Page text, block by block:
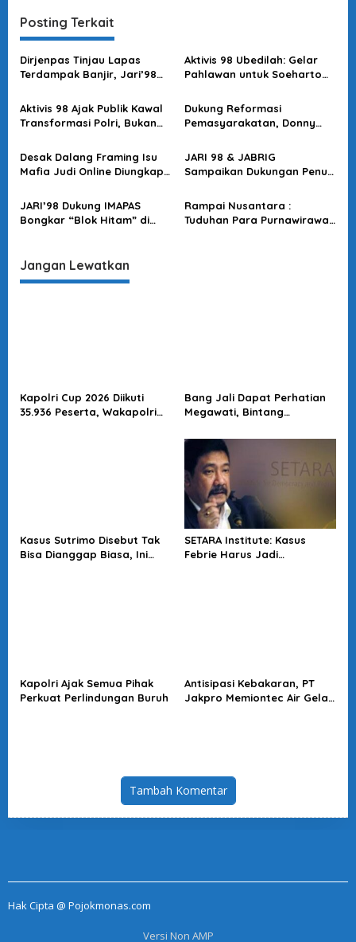
g
a
s
i
p
o
s
Posting Terkait
Dirjenpas Tinjau Lapas
Terdampak Banjir, Jari’98
Aktivis 98 Ubedilah: Gelar
Pahlawan untuk Soeharto
Aktivis 98 Ajak Publik Kawal
Transformasi Polri, Bukan
Dukung Reformasi
Pemasyarakatan, Donny
Langkah Menteri Agus
Desak Dalang Framing Isu
Mafia Judi Online Diungkap,
Bersih!
JARI 98 & JABRIG
Sampaikan Dukungan Penuh
Reforma Birokrasi dan
Ketahanan Pangan di Lapas
JARI’98 Dukung IMAPAS
Bongkar “Blok Hitam” di
Rampai Nusantara :
Tuduhan Para Purnawirawan
Jangan Lewatkan
Kapolri Cup 2026 Diikuti
35.936 Peserta, Wakapolri
Bang Jali Dapat Perhatian
Megawati, Bintang
Pojok Baca
Kasus Sutrimo Disebut Tak
Bisa Dianggap Biasa, Ini
SETARA Institute: Kasus
Febrie Harus Jadi
Kapolri Ajak Semua Pihak
Perkuat Perlindungan Buruh
Antisipasi Kebakaran, PT
Jakpro Memiontec Air Gelar
Tambah Komentar
Hak Cipta @ Pojokmonas.com
Versi Non AMP